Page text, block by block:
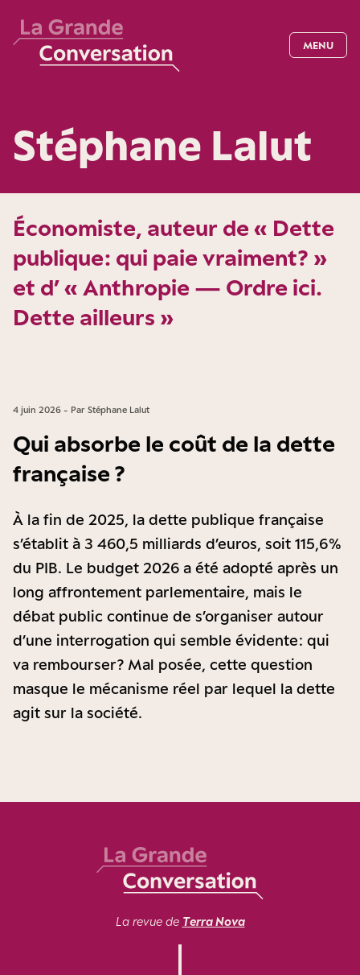
MENU
Stéphane Lalut
Économiste, auteur de « Dette
publique : qui paie vraiment ? »
et d’ « Anthropie — Ordre ici.
Dette ailleurs »
4 juin 2026 - Par Stéphane Lalut
Qui absorbe le coût de la dette
française ?
À la fin de 2025, la dette publique française
s’établit à 3 460,5 milliards d’euros, soit 115,6 %
du PIB. Le budget 2026 a été adopté après un
long affrontement parlementaire, mais le
débat public continue de s’organiser autour
d’une interrogation qui semble évidente : qui
va rembourser ? Mal posée, cette question
masque le mécanisme réel par lequel la dette
agit sur la société.
La revue de Terra Nova